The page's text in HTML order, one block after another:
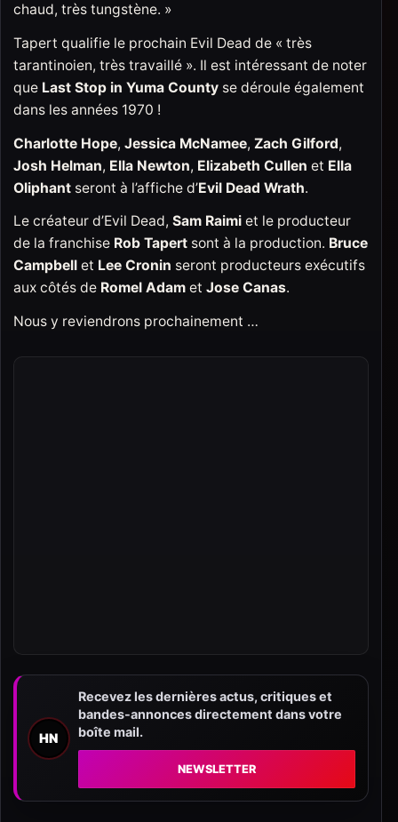
chaud, très tungstène. »
Tapert qualifie le prochain Evil Dead de « très
tarantinoien, très travaillé ». Il est intéressant de noter
que Last Stop in Yuma County se déroule également
dans les années 1970 !
Charlotte Hope, Jessica McNamee, Zach Gilford,
Josh Helman, Ella Newton, Elizabeth Cullen et Ella
Oliphant seront à l’affiche d’Evil Dead Wrath.
Le créateur d’Evil Dead, Sam Raimi et le producteur
de la franchise Rob Tapert sont à la production. Bruce
Campbell et Lee Cronin seront producteurs exécutifs
aux côtés de Romel Adam et Jose Canas.
Nous y reviendrons prochainement …
HN
Recevez les dernières actus, critiques et
bandes-annonces directement dans votre
boîte mail.
NEWSLETTER